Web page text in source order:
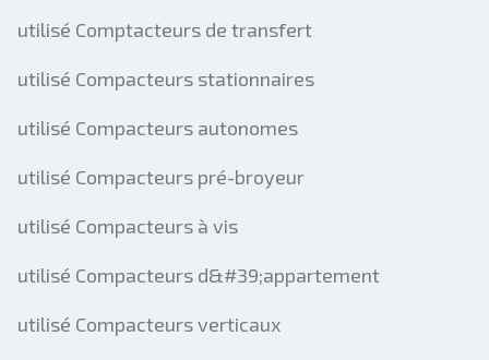
utilisé Comptacteurs de transfert
utilisé Compacteurs stationnaires
utilisé Compacteurs autonomes
utilisé Compacteurs pré-broyeur
utilisé Compacteurs à vis
utilisé Compacteurs d&#39;appartement
utilisé Compacteurs verticaux